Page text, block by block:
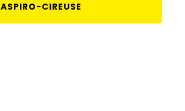
ASPIRO-CIREUSE